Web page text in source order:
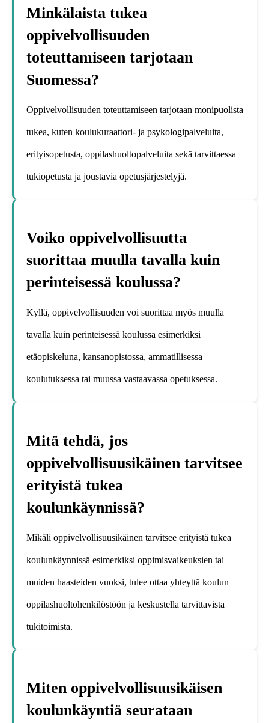
Minkälaista tukea
oppivelvollisuuden
toteuttamiseen tarjotaan
Suomessa?
Oppivelvollisuuden toteuttamiseen tarjotaan monipuolista
tukea, kuten koulukuraattori- ja psykologipalveluita,
erityisopetusta, oppilashuoltopalveluita sekä tarvittaessa
tukiopetusta ja joustavia opetusjärjestelyjä.
Voiko oppivelvollisuutta
suorittaa muulla tavalla kuin
perinteisessä koulussa?
Kyllä, oppivelvollisuuden voi suorittaa myös muulla
tavalla kuin perinteisessä koulussa esimerkiksi
etäopiskeluna, kansanopistossa, ammatillisessa
koulutuksessa tai muussa vastaavassa opetuksessa.
Mitä tehdä, jos
oppivelvollisuusikäinen tarvitsee
erityistä tukea
koulunkäynnissä?
Mikäli oppivelvollisuusikäinen tarvitsee erityistä tukea
koulunkäynnissä esimerkiksi oppimisvaikeuksien tai
muiden haasteiden vuoksi, tulee ottaa yhteyttä koulun
oppilashuoltohenkilöstöön ja keskustella tarvittavista
tukitoimista.
Miten oppivelvollisuusikäisen
koulunkäyntiä seurataan